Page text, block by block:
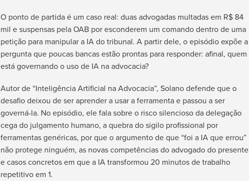
O ponto de partida é um caso real: duas advogadas multadas em R$ 84
mil e suspensas pela OAB por esconderem um comando dentro de uma
petição para manipular a IA do tribunal. A partir dele, o episódio expõe a
pergunta que poucas bancas estão prontas para responder: afinal, quem
está governando o uso de IA na advocacia?
Autor de “Inteligência Artificial na Advocacia”, Solano defende que o
desafio deixou de ser aprender a usar a ferramenta e passou a ser
governá-la. No episódio, ele fala sobre o risco silencioso da delegação
cega do julgamento humano, a quebra do sigilo profissional por
ferramentas genéricas, por que o argumento de que “foi a IA que errou”
não protege ninguém, as novas competências do advogado do presente
e casos concretos em que a IA transformou 20 minutos de trabalho
repetitivo em 1.